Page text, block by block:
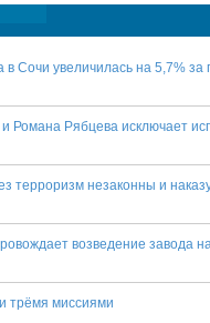
Сочи увеличилась на 5,7% за
Романа Рябцева исключает
терроризм незаконны и
возведение завода
трёмя миссиями